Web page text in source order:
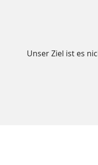
Unser Ziel ist es